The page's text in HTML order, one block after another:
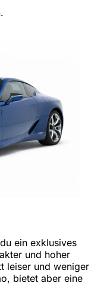
ein exklusives
und hoher
leiser und weniger
bietet aber eine